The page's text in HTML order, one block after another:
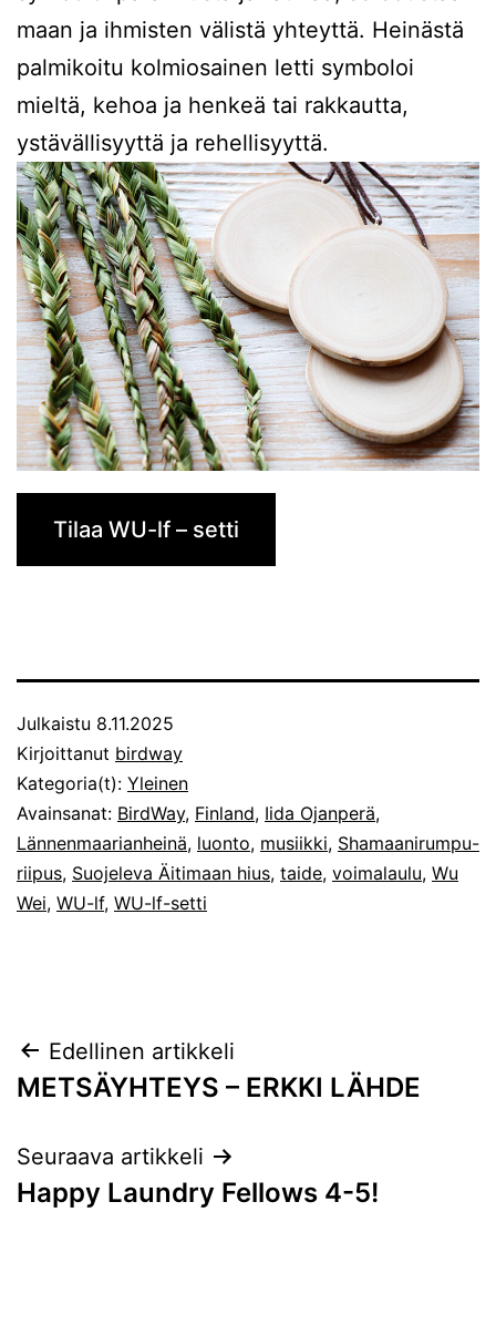
maan ja ihmisten välistä yhteyttä. Heinästä
palmikoitu kolmiosainen letti symboloi
mieltä, kehoa ja henkeä tai rakkautta,
ystävällisyyttä ja rehellisyyttä.
Tilaa WU-lf – setti
Julkaistu 8.11.2025
Kirjoittanut birdway
Kategoria(t): Yleinen
Avainsanat: BirdWay, Finland, Iida Ojanperä,
Lännenmaarianheinä, luonto, musiikki, Shamaanirumpu-
riipus, Suojeleva Äitimaan hius, taide, voimalaulu, Wu
Wei, WU-lf, WU-lf-setti
Artikkelien
selaus
Edellinen artikkeli
METSÄYHTEYS – ERKKI LÄHDE
Seuraava artikkeli
Happy Laundry Fellows 4-5!